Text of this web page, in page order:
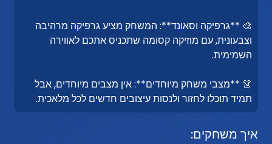
🎨 **גרפיקה וסאונד**: המשחק מציע גרפיקה מרהיבה
וצבעונית, עם מוזיקה קסומה שתכניס אתכם לאווירה
השמימית.
👗 **מצבי משחק מיוחדים**: אין מצבים מיוחדים, אבל
תמיד תוכלו לחזור ולנסות עיצובים חדשים לכל מלאכית.
איך משחקים: